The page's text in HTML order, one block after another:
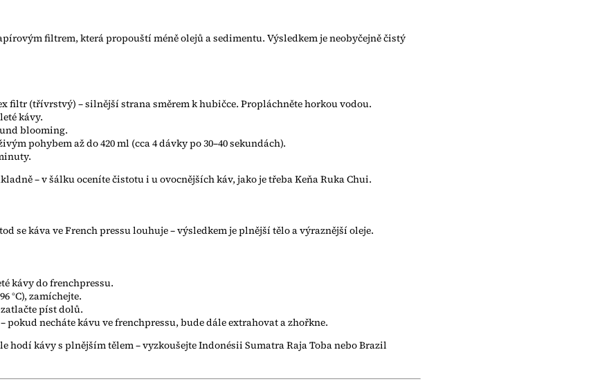
filtrem, která propouští méně olejů a sedimentu. Výsledkem je neobyčejně čistý
filtr (třívrstvý) – silnější strana směrem k hubičce. Propláchněte horkou vodou.
kávy.
blooming.
pohybem až do 420 ml (cca 4 dávky po 30–40 sekundách).
– v šálku oceníte čistotu i u ovocnějších káv, jako je třeba Keňa Ruka Chui.
se káva ve French pressu louhuje – výsledkem je plnější tělo a výraznější oleje.
kávy do frenchpressu.
°C), zamíchejte.
píst dolů.
pokud necháte kávu ve frenchpressu, bude dále extrahovat a zhořkne.
hodí kávy s plnějším tělem – vyzkoušejte Indonésii Sumatra Raja Toba nebo Brazil